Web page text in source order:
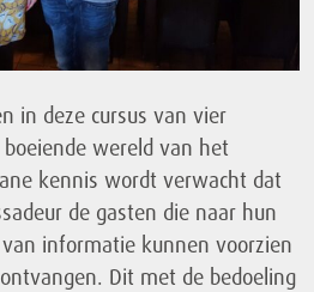
in deze cursus van vier
wereld van het
kennis wordt verwacht dat
de gasten die naar hun
informatie kunnen voorzien
Dit met de bedoeling